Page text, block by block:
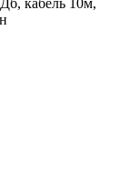
кабель 10м,